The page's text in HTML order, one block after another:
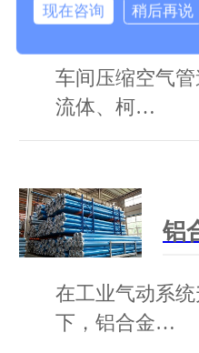
车间压缩空气
流体、柯…
在工业气动系
下，铝合金…
现在咨询 稍后再说